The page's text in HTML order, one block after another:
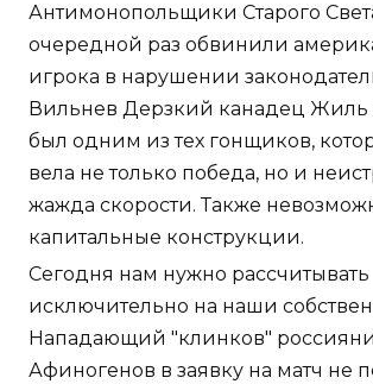
Антимонопольщики Старого
очередной раз обвинили
игрока в нарушении
Вильнев Дерзкий канадец Жиль
был одним из тех гонщиков,
вела не только победа, но и
жажда скорости. Также
капитальные конструкции.
Сегодня нам нужно рассчитывать
исключительно на наши
Нападающий "клинков"
Афиногенов в заявку на матч не